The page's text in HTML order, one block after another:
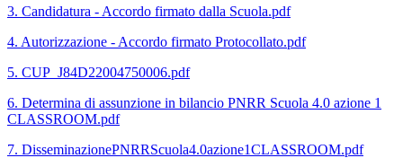
3. Candidatura - Accordo firmato dalla Scuola.pdf
4. Autorizzazione - Accordo firmato Protocollato.pdf
5. CUP_J84D22004750006.pdf
6. Determina di assunzione in bilancio PNRR Scuola 4.0 azione 1
CLASSROOM.pdf
7. DisseminazionePNRRScuola4.0azione1CLASSROOM.pdf